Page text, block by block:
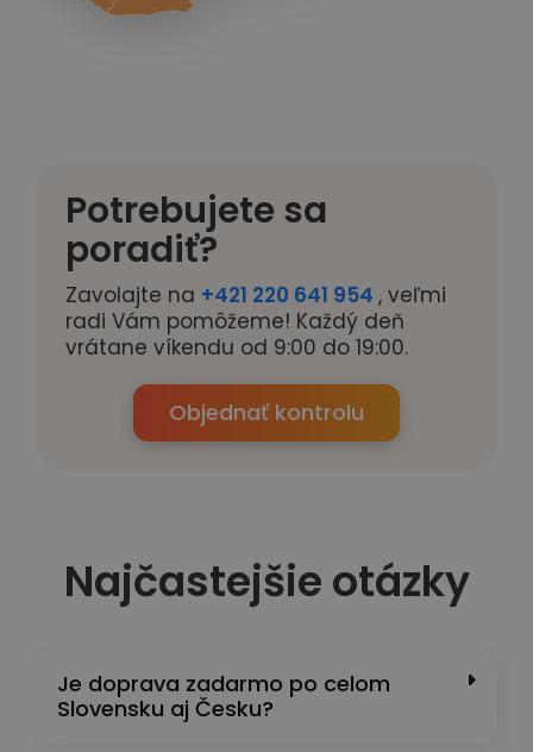
Potrebujete sa
poradiť?
Zavolajte na +421 220 641 954 , veľmi
radi Vám pomôžeme! Každý deň
vrátane víkendu od 9:00 do 19:00.
Objednať kontrolu
Najčastejšie otázky
Je doprava zadarmo po celom
Slovensku aj Česku?